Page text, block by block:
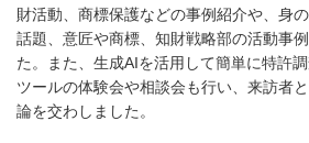
財活動、商標保護などの事例紹介や、身
話題、意匠や商標、知財戦略部の活動事
た。また、生成AIを活用して簡単に特許
ツールの体験会や相談会も行い、来訪者
論を交わしました。